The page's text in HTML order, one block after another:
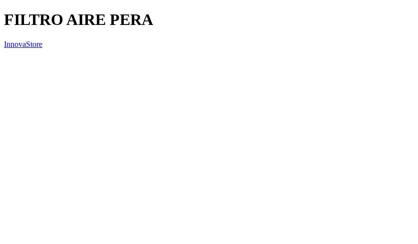
FILTRO AIRE PERA
InnovaStore